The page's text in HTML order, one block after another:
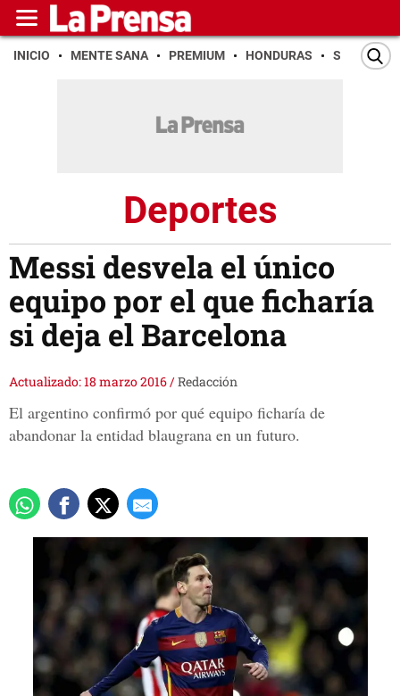
INICIO MENTE SANA PREMIUM HONDURAS SAN PEDRO
Deportes
Messi desvela el único
equipo por el que ficharía
si deja el Barcelona
Actualizado: 18 marzo 2016/Redacción
El argentino confirmó por qué equipo ficharía de
abandonar la entidad blaugrana en un futuro.